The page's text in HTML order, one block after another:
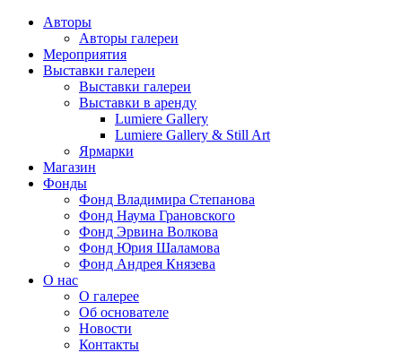
Авторы
Авторы галереи
Мероприятия
Выставки галереи
Выставки галереи
Выставки в аренду
Lumiere Gallery
Lumiere Gallery & Still Art
Ярмарки
Магазин
Фонды
Фонд Владимира Степанова
Фонд Наума Грановского
Фонд Эрвина Волкова
Фонд Юрия Шаламова
Фонд Андрея Князева
О нас
О галерее
Об основателе
Новости
Контакты